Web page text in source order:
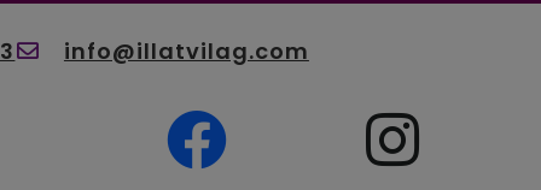
info@illatvilag.com